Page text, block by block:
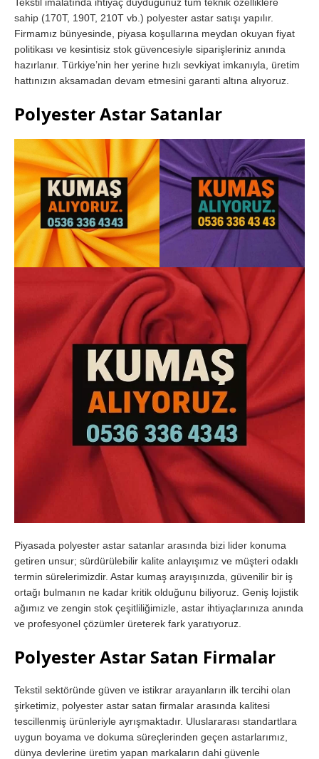
Tekstil imalatında ihtiyaç duyduğunuz tüm teknik özelliklere
sahip (170T, 190T, 210T vb.) polyester astar satışı yapılır.
Firmamız bünyesinde, piyasa koşullarına meydan okuyan fiyat
politikası ve kesintisiz stok güvencesiyle siparişleriniz anında
hazırlanır. Türkiye’nin her yerine hızlı sevkiyat imkanıyla, üretim
hattınızın aksamadan devam etmesini garanti altına alıyoruz.
Polyester Astar Satanlar
Piyasada polyester astar satanlar arasında bizi lider konuma
getiren unsur; sürdürülebilir kalite anlayışımız ve müşteri odaklı
termin sürelerimizdir. Astar kumaş arayışınızda, güvenilir bir iş
ortağı bulmanın ne kadar kritik olduğunu biliyoruz. Geniş lojistik
ağımız ve zengin stok çeşitliliğimizle, astar ihtiyaçlarınıza anında
ve profesyonel çözümler üreterek fark yaratıyoruz.
Polyester Astar Satan Firmalar
Tekstil sektöründe güven ve istikrar arayanların ilk tercihi olan
şirketimiz, polyester astar satan firmalar arasında kalitesi
tescillenmiş ürünleriyle ayrışmaktadır. Uluslararası standartlara
uygun boyama ve dokuma süreçlerinden geçen astarlarımız,
dünya devlerine üretim yapan markaların dahi güvenle